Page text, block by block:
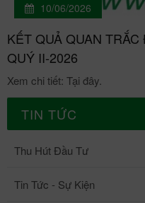
10/06/2026
KẾT QUẢ QUAN
QUÝ II-2026
Xem chi tiết: Tại đây.
TIN TỨC
Thu Hút Đầu Tư
Tin Tức - Sự Kiện